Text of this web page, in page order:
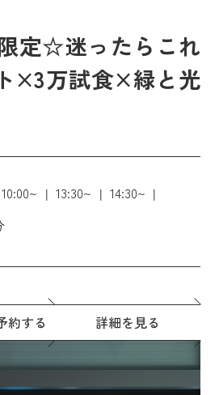
定☆迷ったらこれ
×3万試食×緑と光
10:00~ 13:30~
14:30~
約する 詳細を見る